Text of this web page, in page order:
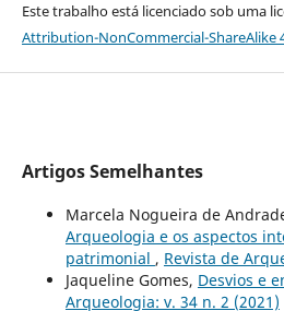
Este trabalho está licenciado sob uma
Attribution-NonCommercial-ShareAlike
Artigos Semelhantes
Marcela Nogueira de
Arqueologia e os aspectos
patrimonial , Revista de
Jaqueline Gomes, Desvios e
Arqueologia: v. 34 n. 2 (2021)